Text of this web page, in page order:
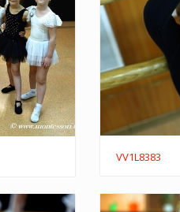
VV1L8383